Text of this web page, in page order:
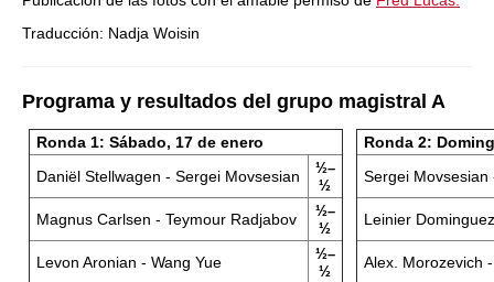
Traducción: Nadja Woisin
Programa y resultados del grupo magistral A
Ronda 1: Sábado, 17 de enero
Daniël Stellwagen - Sergei Movsesian
½–
½
Magnus Carlsen - Teymour Radjabov
½–
½
Levon Aronian - Wang Yue
½–
½
Ronda 2:
Sergei Movsesian
Leinier
Alex. Morozevich